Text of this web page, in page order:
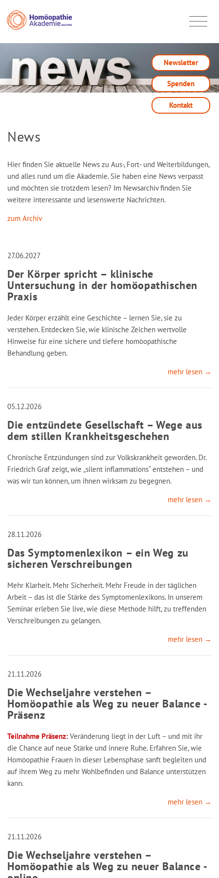
Newsletter
Spenden
Kontakt
News
Hier finden Sie aktuelle News zu Aus-, Fort- und Weiterbildungen,
und alles rund um die Akademie. Sie haben eine News verpasst
und möchten sie trotzdem lesen? Im Newsarchiv finden Sie
weitere interessante und lesenswerte Nachrichten.
zum Archiv
27.06.2027
Der Körper spricht – klinische
Untersuchung in der homöopathischen
Praxis
Jeder Körper erzählt eine Geschichte – lernen Sie, sie zu
verstehen. Entdecken Sie, wie klinische Zeichen wertvolle
Hinweise für eine sichere und tiefere homöopathische
Behandlung geben.
mehr lesen →
05.12.2026
Die entzündete Gesellschaft – Wege aus
dem stillen Krankheitsgeschehen
Chronische Entzündungen sind zur Volkskrankheit geworden. Dr.
Friedrich Graf zeigt, wie „silent inflammations“ entstehen – und
was wir tun können, um ihnen wirksam zu begegnen.
mehr lesen →
28.11.2026
Das Symptomenlexikon – ein Weg zu
sicheren Verschreibungen
Mehr Klarheit. Mehr Sicherheit. Mehr Freude in der täglichen
Arbeit – das ist die Stärke des Symptomenlexikons. In unserem
Seminar erleben Sie live, wie diese Methode hilft, zu treffenden
Verschreibungen zu gelangen.
mehr lesen →
21.11.2026
Die Wechseljahre verstehen –
Homöopathie als Weg zu neuer Balance -
Präsenz
Teilnahme Präsenz: Veränderung liegt in der Luft – und mit ihr
die Chance auf neue Stärke und innere Ruhe. Erfahren Sie, wie
Homöopathie Frauen in dieser Lebensphase sanft begleiten und
auf ihrem Weg zu mehr Wohlbefinden und Balance unterstützen
kann.
mehr lesen →
21.11.2026
Die Wechseljahre verstehen –
Homöopathie als Weg zu neuer Balance -